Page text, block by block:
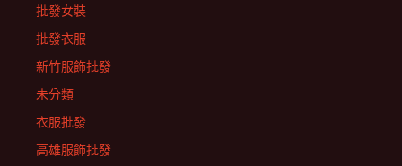
批發女裝
批發衣服
新竹服飾批發
未分類
衣服批發
高雄服飾批發